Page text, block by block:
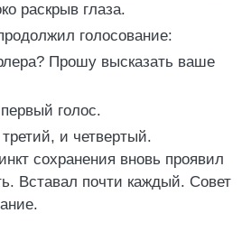
раскрыв глаза.
голосование:
Прошу высказать ваше
голос.
и четвертый.
сохранения вновь проявил
Вставал почти каждый. Совет